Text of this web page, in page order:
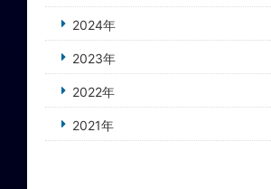
2024年
2023年
2022年
2021年